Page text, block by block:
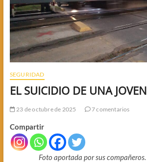
SEGURIDAD
EL SUICIDIO DE UNA JOVEN
23 de octubre de 2025 7 comentarios
Compartir
Foto aportada por sus compañeros.